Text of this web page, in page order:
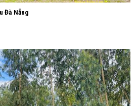
Đà Nẵng